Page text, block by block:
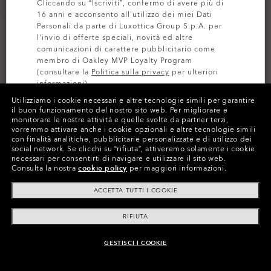
AGGIUNGI AL CARRELLO
PERSONALIZZA
Colori (20) LentePrizm Sapphire,
MontaturaPolished Black
Taglia:Taglia unica
VestibilitàAmpio - Fit A Ponte Alto
Visualizza guida alle taglie
Utilizziamo i cookie necessari e altre tecnologie simili per garantire
il buon funzionamento del nostro sito web. Per migliorare e
monitorare le nostre attività e quelle svolte da partner terzi,
vorremmo attivare anche i cookie opzionali e altre tecnologie simili
con finalità analitiche, pubblicitarie personalizzate e di utilizzo dei
social network. Se clicchi su “rifiuta”, attiveremo solamente i cookie
necessari per consentirti di navigare e utilizzare il sito web.
Consulta la nostracookie policy per maggiori informazioni.
ACCETTA TUTTI I COOKIE
RIFIUTA
GESTISCI I COOKIE
Cliccando su “Iscriviti”, confermo di avere più di
16 anni e acconsento all’utilizzo dei miei Dati
Personali da parte di Luxottica Group S.p.A. per
l'invio di offerte speciali, novità ed altre
comunicazioni di carattere pubblicitario come
membro di Oakley MVP Loyalty Program
(consultare la Politica sulla privacy per ulteriori
informazioni).
ISCRIVITI